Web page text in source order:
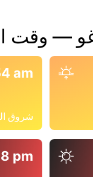
— وقت
am
شروق
pm